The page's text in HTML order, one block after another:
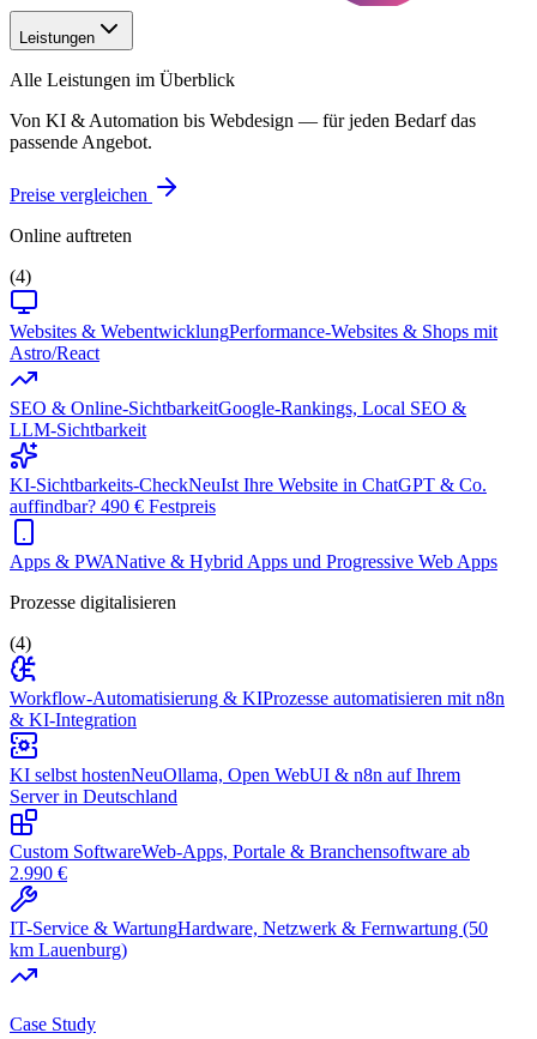
Leistungen
Alle Leistungen im Überblick
Von KI & Automation bis Webdesign — für jeden Bedarf das
passende Angebot.
Preise vergleichen
Online auftreten
(4)
Websites & WebentwicklungPerformance-Websites & Shops mit
Astro/React
SEO & Online-SichtbarkeitGoogle-Rankings, Local SEO &
LLM-Sichtbarkeit
KI-Sichtbarkeits-CheckNeuIst Ihre Website in ChatGPT & Co.
auffindbar? 490 € Festpreis
Apps & PWANative & Hybrid Apps und Progressive Web Apps
Prozesse digitalisieren
(4)
Workflow-Automatisierung & KIProzesse automatisieren mit n8n
& KI-Integration
KI selbst hostenNeuOllama, Open WebUI & n8n auf Ihrem
Server in Deutschland
Custom SoftwareWeb-Apps, Portale & Branchensoftware ab
2.990 €
IT-Service & WartungHardware, Netzwerk & Fernwartung (50
km Lauenburg)
Case Study